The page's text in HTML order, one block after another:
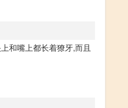
和嘴上都长着獠牙,而且